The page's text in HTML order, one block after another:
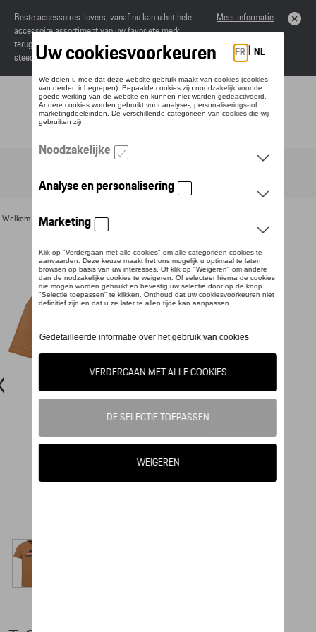
Beste accessoires-lovers, vanaf nu kan u het hele
accessoire assortiment van uw favoriete merk
terugvinden in de online catalogus. Deze kunnen
steeds besteld worden via uw dealer.
Meer informatie
Toggle navigation
Welkom >Voor u >Textiel >